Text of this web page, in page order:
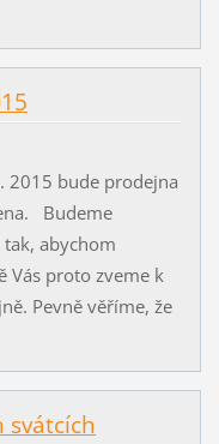
bude prodejna
Budeme
abychom
Vás proto zveme k
Pevně věříme, že
svátcích